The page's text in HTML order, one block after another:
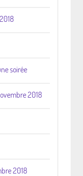
soirée
2018
2018